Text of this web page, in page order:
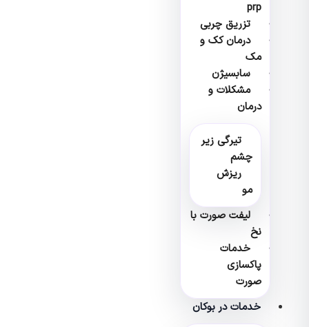
تزریق چربی
درمان کک و
مک
سابسیژن
مشکلات و
درمان
تیرگی زیر
چشم
ریزش
لیفت صورت با
خدمات
پاکسازی
صورت
خدمات در بوکان